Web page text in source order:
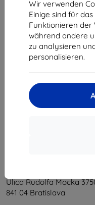
Wir verwenden
Einige sind für
Funktionieren der
während andere
zu analysieren
personalisieren.
17,91 €
Auf Lager 4 Stk.
Ulica Rudolfa Mocka
841 04 Bratislava